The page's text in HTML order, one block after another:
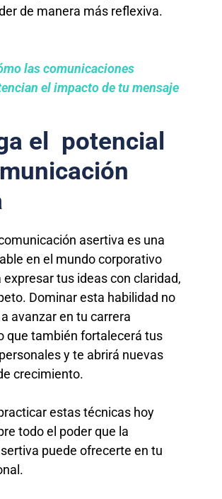
de manera más reflexiva.
las comunicaciones
el impacto de tu mensaje
el potencial
asertiva es una
en el mundo corporativo
tus ideas con claridad,
Dominar esta habilidad no
avanzar en tu carrera
que también fortalecerá tus
y te abrirá nuevas
crecimiento.
estas técnicas hoy
todo el poder que la
puede ofrecerte en tu